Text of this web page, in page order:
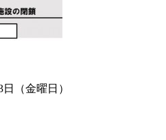
（金曜日）